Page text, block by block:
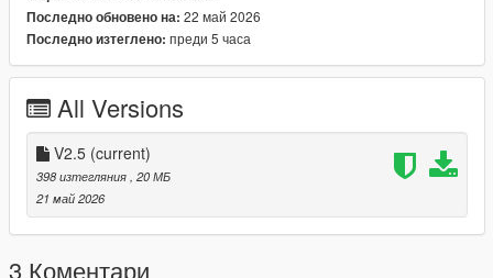
Последно обновено на: 22 май 2026
Последно изтеглено: преди 5 часа
All Versions
V2.5 (current)
398 изтегляния , 20 МБ
21 май 2026
3 Коментари